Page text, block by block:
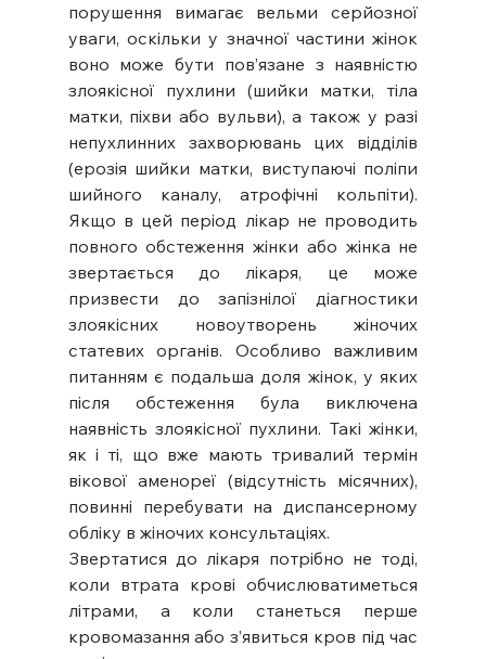
порушення вимагає вельми серйозної
уваги, оскільки у значної частини жінок
воно може бути пов’язане з наявністю
злоякісної пухлини (шийки матки, тіла
матки, піхви або вульви), а також у разі
непухлинних захворювань цих відділів
(ерозія шийки матки, виступаючі поліпи
шийного каналу, атрофічні кольпіти).
Якщо в цей період лікар не проводить
повного обстеження жінки або жінка не
звертається до лікаря, це може
призвести до запізнілої діагностики
злоякісних новоутворень жіночих
статевих органів. Особливо важливим
питанням є подальша доля жінок, у яких
після обстеження була виключена
наявність злоякісної пухлини. Такі жінки,
як і ті, що вже мають тривалий термін
вікової аменореї (відсутність місячних),
повинні перебувати на диспансерному
обліку в жіночих консультаціях.
Звертатися до лікаря потрібно не тоді,
коли втрата крові обчислюватиметься
літрами, а коли станеться перше
кровомазання або з’явиться кров під час